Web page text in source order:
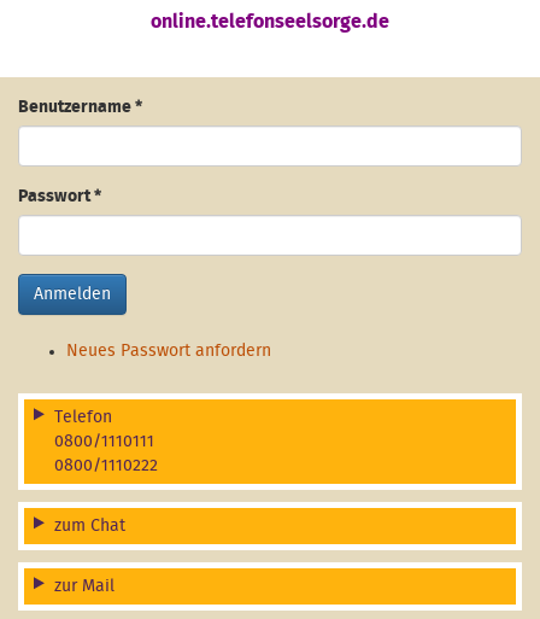
online.telefonseelsorge.de
Benutzername *
Passwort*
Anmelden
Neues Passwort anfordern
Telefon
0800/1110111
0800/1110222
zum Chat
zur Mail